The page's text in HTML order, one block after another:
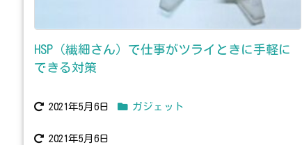
HSP（繊細さん）で仕事がツライときに手軽に
できる対策
2021年5月6日 ガジェット
2021年5月6日